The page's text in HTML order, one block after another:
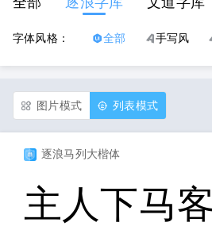
字体风格： 全部 手写风
图片模式 列表模式
逐浪马列大楷体
主人下马